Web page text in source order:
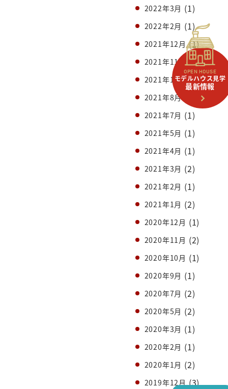
OPEN HOUSE
モデルハウス見学
最新情報
2022年3月 (1)
2022年2月 (1)
2021年12月(1)
2021年11月(1)
2021年10月(1)
2021年8月(1)
2021年7月 (1)
2021年5月 (1)
2021年4月 (1)
2021年3月 (2)
2021年2月 (1)
2021年1月 (2)
2020年12月 (1)
2020年11月 (2)
2020年10月 (1)
2020年9月 (1)
2020年7月 (2)
2020年5月 (2)
2020年3月 (1)
2020年2月 (1)
2020年1月 (2)
2019年12月(3)